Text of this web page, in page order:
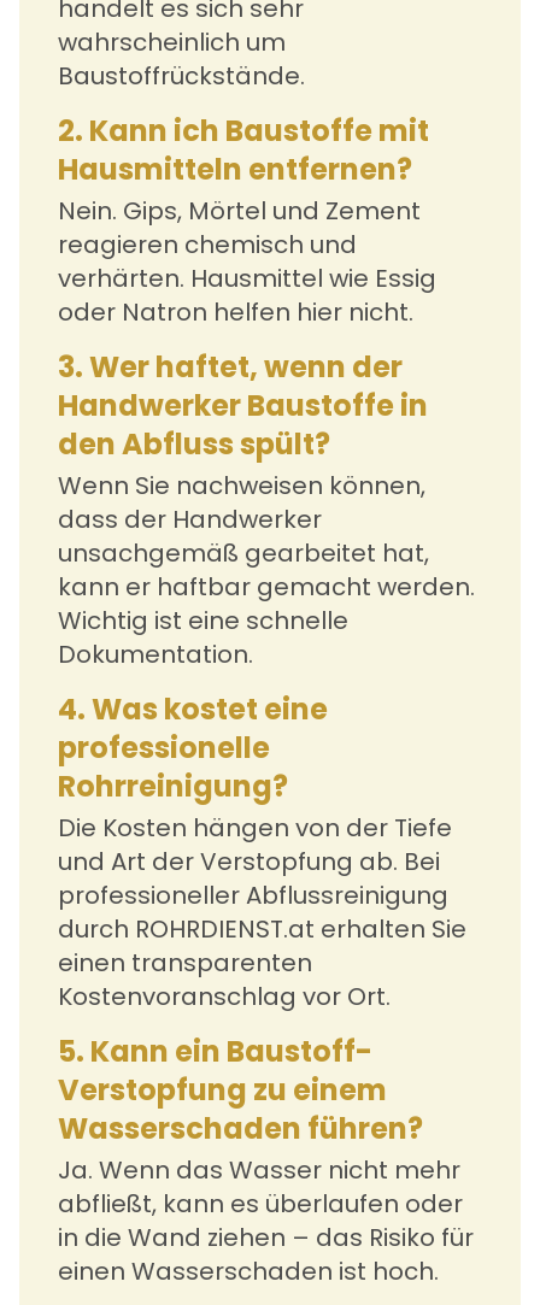
handelt es sich sehr
wahrscheinlich um
Baustoffrückstände.
2. Kann ich Baustoffe mit
Hausmitteln entfernen?
Nein. Gips, Mörtel und Zement
reagieren chemisch und
verhärten. Hausmittel wie Essig
oder Natron helfen hier nicht.
3. Wer haftet, wenn der
Handwerker Baustoffe in
den Abfluss spült?
Wenn Sie nachweisen können,
dass der Handwerker
unsachgemäß gearbeitet hat,
kann er haftbar gemacht werden.
Wichtig ist eine schnelle
Dokumentation.
4. Was kostet eine
professionelle
Rohrreinigung?
Die Kosten hängen von der Tiefe
und Art der Verstopfung ab. Bei
professioneller Abflussreinigung
durch ROHRDIENST.at erhalten Sie
einen transparenten
Kostenvoranschlag vor Ort.
5. Kann ein Baustoff-
Verstopfung zu einem
Wasserschaden führen?
Ja. Wenn das Wasser nicht mehr
abfließt, kann es überlaufen oder
in die Wand ziehen – das Risiko für
einen Wasserschaden ist hoch.